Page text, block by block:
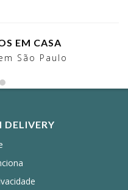
EM CASA
São Paulo